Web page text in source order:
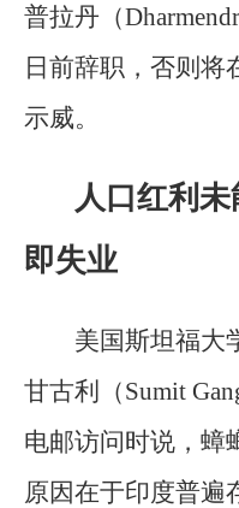
普拉丹（
日前辞职，否则将
示威。
人口红利
即失业
美国斯坦福大
甘古利（Sumit
电邮访问时说，蟑
原因在于印度普遍